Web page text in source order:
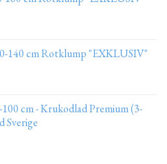
140 cm Rotklump "EXKLUSIV"
cm - Krukodlad Premium (3-
Sverige